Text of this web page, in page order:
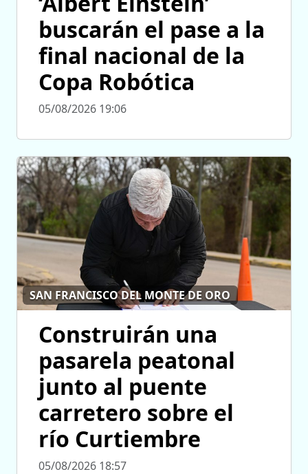
buscarán el pase a la
final nacional de la
Copa Robótica
05/08/2026 19:06
SAN FRANCISCO DEL MONTE DE ORO
Construirán una
pasarela peatonal
junto al puente
carretero sobre el
río Curtiembre
05/08/2026 18:57